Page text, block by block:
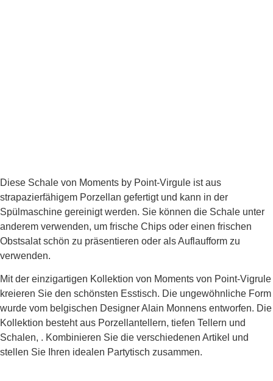
Diese Schale von Moments by Point-Virgule ist aus
strapazierfähigem Porzellan gefertigt und kann in der
Spülmaschine gereinigt werden. Sie können die Schale unter
anderem verwenden, um frische Chips oder einen frischen
Obstsalat schön zu präsentieren oder als Auflaufform zu
verwenden.
Mit der einzigartigen Kollektion von Moments von Point-Vigrule
kreieren Sie den schönsten Esstisch. Die ungewöhnliche Form
wurde vom belgischen Designer Alain Monnens entworfen. Die
Kollektion besteht aus Porzellantellern, tiefen Tellern und
Schalen, . Kombinieren Sie die verschiedenen Artikel und
stellen Sie Ihren idealen Partytisch zusammen.